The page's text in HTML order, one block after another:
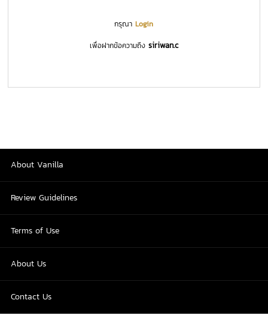
กรุณาLogin
เพื่อฝากข้อความถึง siriwan.c
About Vanilla
Review Guidelines
Terms of Use
About Us
Contact Us